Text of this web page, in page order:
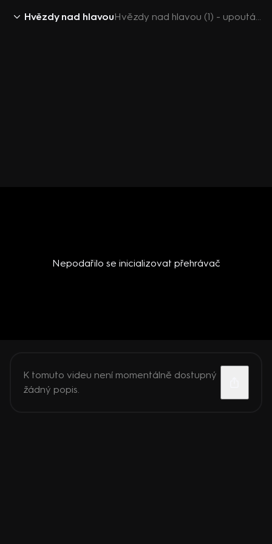
Hvězdy nad hlavou Hvězdy nad hlavou (1) - upoutávka
Nepodařilo se inicializovat přehrávač
K tomuto videu není momentálně dostupný
žádný popis.